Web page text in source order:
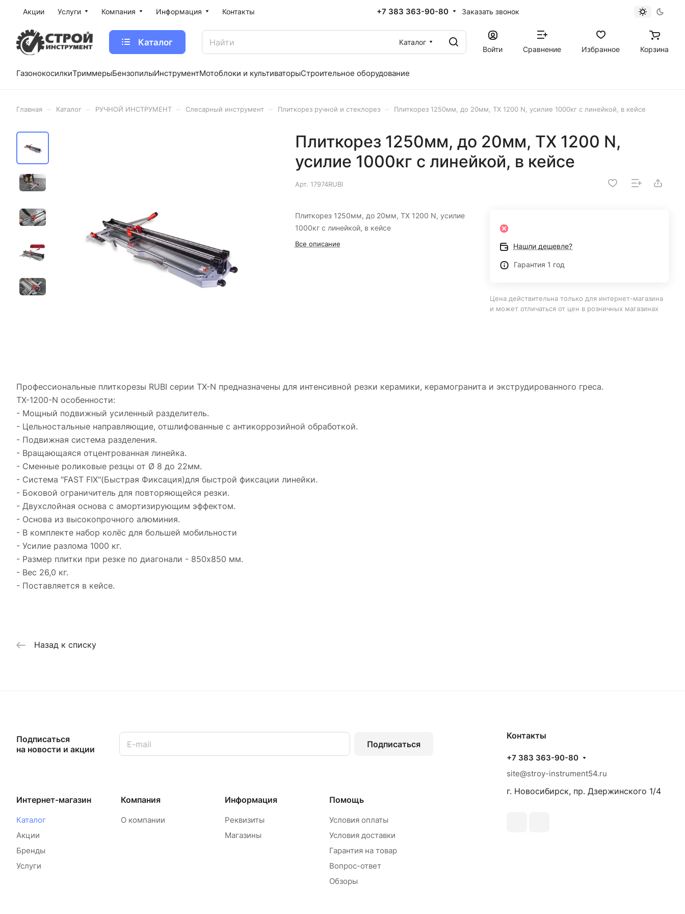
Акции Услуги Компания Информация Контакты +7 383 363-90-80 Заказать звонок
Каталог
Каталог
Войти
Сравнение Избранное Корзина
ГазонокосилкиТриммерыБензопилыИнструментМотоблоки и культиваторыСтроительное оборудование
Главная Каталог РУЧНОЙ ИНСТРУМЕНТ Слесарный инструмент Плиткорез ручной и стеклорез Плиткорез 1250мм, до 20мм, TX 1200 N, усилие 1000кг с линейкой, в кейсе
Плиткорез 1250мм, до 20мм, TX 1200 N,
усилие 1000кг с линейкой, в кейсе
Арт. 17974RUBI
Плиткорез 1250мм, до 20мм, TX 1200 N, усилие
1000кг с линейкой, в кейсе
Все описание Нашли дешевле?
Гарантия 1 год
Цена действительна только для интернет-магазина
и может отличаться от цен в розничных магазинах
Профессиональные плиткорезы RUBI серии TХ-N предназначены для интенсивной резки керамики, керамогранита и экструдированного греса.
TX-1200-N особенности:
- Мощный подвижный усиленный разделитель.
- Цельностальные направляющие, отшлифованные с антикоррозийной обработкой.
- Подвижная система разделения.
- Вращающаяся отцентрованная линейка.
- Сменные роликовые резцы от Ø 8 до 22мм.
- Система "FAST FIX"(Быстрая Фиксация)для быстрой фиксации линейки.
- Боковой ограничитель для повторяющейся резки.
- Двухслойная основа с амортизирующим эффектом.
- Основа из высокопрочного алюминия.
- В комплекте набор колёс для большей мобильности
- Усилие разлома 1000 кг.
- Размер плитки при резке по диагонали - 850х850 мм.
- Вес 26,0 кг.
- Поставляется в кейсе.
Назад к списку
Подписаться
на новости и акции
Подписаться
Интернет-магазин
Каталог
Акции
Бренды
Услуги
Компания
О компании
Информация
Реквизиты
Магазины
Помощь
Условия оплаты
Условия доставки
Гарантия на товар
Вопрос-ответ
Обзоры
Контакты
+7 383 363-90-80
site@stroy-instrument54.ru
г. Новосибирск, пр. Дзержинского 1/4